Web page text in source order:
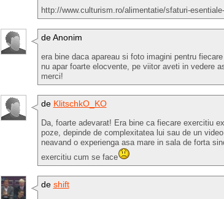
http://www.culturism.ro/alimentatie/sfaturi-
de Anonim
era bine daca apareau si foto imagini pentru
nu apar foarte elocvente, pe viitor aveti in vedere
merci!
de KlitschkO_KO
Da, foarte adevarat! Era bine ca fiecare exercitiu
poze, depinde de complexitatea lui sau de un
neavand o experienga asa mare in sala de forta
exercitiu cum se face
de shift